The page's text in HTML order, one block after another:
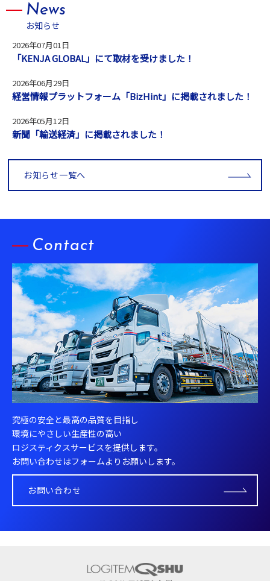
News
お知らせ
2026年07月01日
「KENJA GLOBAL」にて取材を受けました！
2026年06月29日
経営情報プラットフォーム「BizHint」に掲載されました！
2026年05月12日
新聞「輸送経済」に掲載されました！
お知らせ一覧へ
Contact
究極の安全と最高の品質を目指し
環境にやさしい生産性の高い
ロジスティクスサービスを提供します。
お問い合わせはフォームよりお願いします。
お問い合わせ